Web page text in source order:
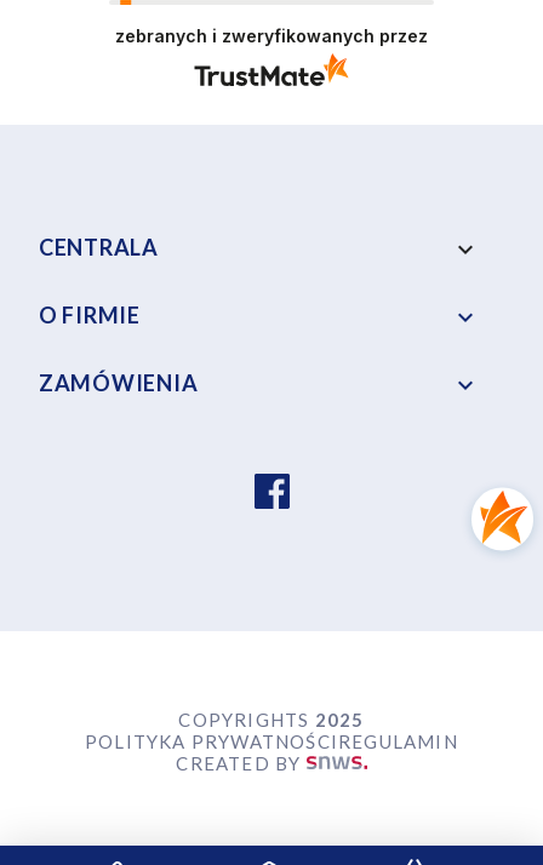
możemy zapewnić odpowiednią obsługę tak
świetnym klientom. Dziękujemy raz jeszcze!
zebranych i zweryfikowanych przez
CENTRALA keyboard_arrow_down
O FIRMIE 
ZAMÓWIENIA 
COPYRIGHTS 2025
POLITYKA PRYWATNOŚCI REGULAMIN
CREATED BY